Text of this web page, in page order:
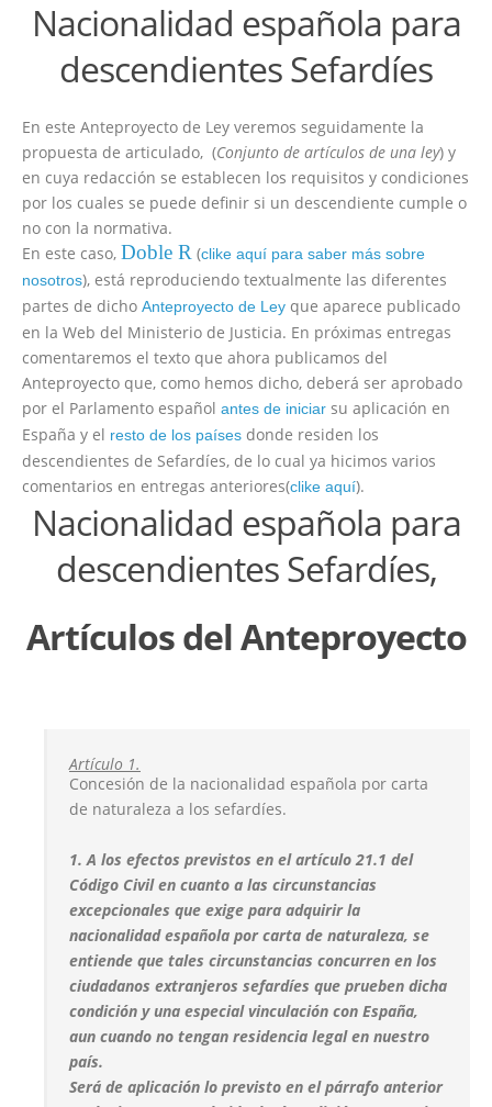
Nacionalidad española para
descendientes Sefardíes
En este Anteproyecto de Ley veremos seguidamente la
propuesta de articulado, (Conjunto de artículos de una ley) y
en cuya redacción se establecen los requisitos y condiciones
por los cuales se puede definir si un descendiente cumple o
no con la normativa.
En este caso, Doble R (clike aquí para saber más sobre
nosotros), está reproduciendo textualmente las diferentes
partes de dicho Anteproyecto de Ley que aparece publicado
en la Web del Ministerio de Justicia. En próximas entregas
comentaremos el texto que ahora publicamos del
Anteproyecto que, como hemos dicho, deberá ser aprobado
por el Parlamento español antes de iniciar su aplicación en
España y el resto de los países donde residen los
descendientes de Sefardíes, de lo cual ya hicimos varios
comentarios en entregas anteriores(clike aquí).
Nacionalidad española para
descendientes Sefardíes,
Artículos del Anteproyecto
Artículo 1.
Concesión de la nacionalidad española por carta
de naturaleza a los sefardíes.
1. A los efectos previstos en el artículo 21.1 del
Código Civil en cuanto a las circunstancias
excepcionales que exige para adquirir la
nacionalidad española por carta de naturaleza, se
entiende que tales circunstancias concurren en los
ciudadanos extranjeros sefardíes que prueben dicha
condición y una especial vinculación con España,
aun cuando no tengan residencia legal en nuestro
país.
Será de aplicación lo previsto en el párrafo anterior